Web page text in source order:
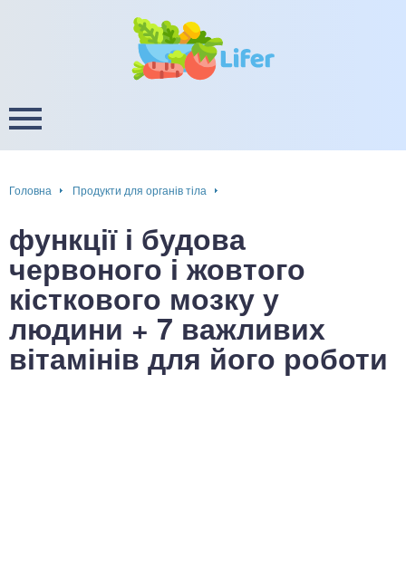
Головна Продукти для органів тіла
функції і будова
червоного і жовтого
кісткового мозку у
людини + 7 важливих
вітамінів для його роботи
ШКТ
/ звуження судин
енергії, уваги